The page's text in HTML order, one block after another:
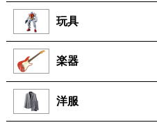
玩具
楽器
洋服